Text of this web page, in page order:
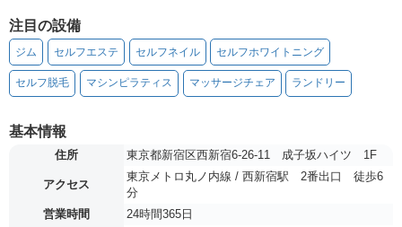
注目の設備
ジム セルフエステ セルフネイル セルフホワイトニング
セルフ脱毛 マシンピラティス マッサージチェア ランドリー
基本情報
住所 東京都新宿区西新宿6-26-11 成子坂ハイツ 1F
アクセス
東京メトロ丸ノ内線 / 西新宿駅 2番出口 徒歩6
分
営業時間
24時間365日